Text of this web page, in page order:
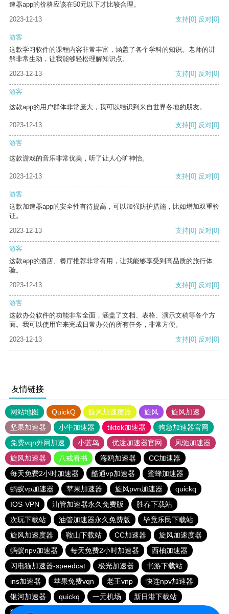
速器app的价格应该在50元以下才比较合理。
2023-12-13
支持[0] 反对[0]
游客
这款学习软件的课程内容非常丰富，涵盖了各个学科的知识。老师的讲
解非常生动，让我能够轻松理解知识点。
2023-12-13
支持[0] 反对[0]
游客
这款app的用户群体非常庞大，我可以结识到来自世界各地的朋友。
2023-12-13 支持[0] 反对[0]
游客
这款游戏的音乐非常优美，听了让人心旷神怡。
2023-12-13 支持[0] 反对[0]
游客
这款加速器app的安全性有待提高，可以加强防护措施，比如增加双重验
证。
2023-12-13
支持[0] 反对[0]
游客
这款app的酒店、餐厅推荐非常有用，让我能够享受到高品质的旅行体
验。
2023-12-13
支持[0] 反对[0]
游客
这款办公软件的功能非常全面，涵盖了文档、表格、演示文稿等各个方
面。我可以使用它来完成日常办公的所有任务，非常方便。
2023-12-13
支持[0] 反对[0]
友情链接
网站地图 QuickQ 旋风加速度器 旋风
旋风加速
坚果加速器
小牛加速器 tiktok加速器
狗急加速器官网
免费vqn外网加速
小蓝鸟 优途加速器官网
风驰加速器
旋风加速器
八戒看书 海鸥加速器
CC加速器
每天免费2小时加速器
酷通vp加速器
蜜蜂加速器
蚂蚁vp加速器
苹果加速器 旋风pvn加速器
quickq
IOS-VPN
油管加速器永久免费版
胜春下载站
次玩下载站
油管加速器永久免费版
毕竟乐民下载站
旋风加速度器
鞍山下载站 CC加速器
旋风加速度器
蚂蚁npv加速器
每天免费2小时加速器
西柚加速器
闪电猫加速器-speedcat
极光加速器
书游下载站
ins加速器
苹果免费vqn 老王vnp
快连npv加速器
银河加速器
quickq 一元机场
新日港下载站
猎豹加速器